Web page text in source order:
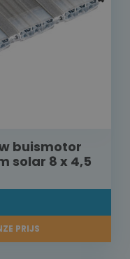
buismotor
solar 8 x 4,5
PRIJS